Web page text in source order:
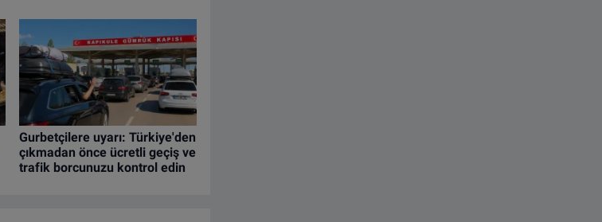
Gurbetçilere uyarı: Türkiye'den
çıkmadan önce ücretli geçiş ve
trafik borcunuzu kontrol edin